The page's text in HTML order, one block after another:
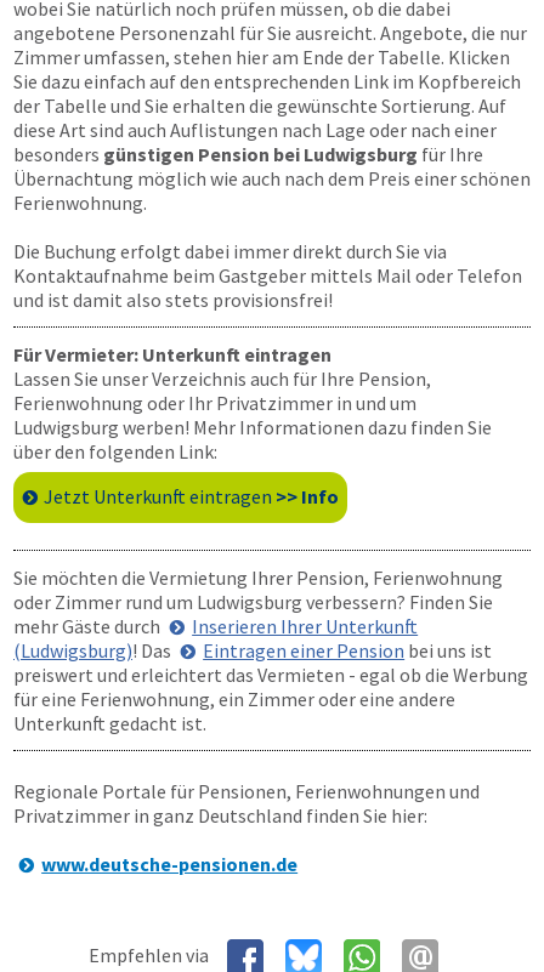
wobei Sie natürlich noch prüfen müssen, ob die dabei
angebotene Personenzahl für Sie ausreicht. Angebote, die nur
Zimmer umfassen, stehen hier am Ende der Tabelle. Klicken
Sie dazu einfach auf den entsprechenden Link im Kopfbereich
der Tabelle und Sie erhalten die gewünschte Sortierung. Auf
diese Art sind auch Auflistungen nach Lage oder nach einer
besonders günstigen Pension bei Ludwigsburg für Ihre
Übernachtung möglich wie auch nach dem Preis einer schönen
Ferienwohnung.
Die Buchung erfolgt dabei immer direkt durch Sie via
Kontaktaufnahme beim Gastgeber mittels Mail oder Telefon
und ist damit also stets provisionsfrei!
Für Vermieter: Unterkunft eintragen
Lassen Sie unser Verzeichnis auch für Ihre Pension,
Ferienwohnung oder Ihr Privatzimmer in und um
Ludwigsburg werben! Mehr Informationen dazu finden Sie
über den folgenden Link:
Jetzt Unterkunft eintragen >> Info
Sie möchten die Vermietung Ihrer Pension, Ferienwohnung
oder Zimmer rund um Ludwigsburg verbessern? Finden Sie
mehr Gäste durch
Inserieren Ihrer Unterkunft
(Ludwigsburg)! Das Eintragen einer Pension bei uns ist
preiswert und erleichtert das Vermieten - egal ob die Werbung
für eine Ferienwohnung, ein Zimmer oder eine andere
Unterkunft gedacht ist.
Regionale Portale für Pensionen, Ferienwohnungen und
Privatzimmer in ganz Deutschland finden Sie hier:
www.deutsche-pensionen.de
Empfehlen via